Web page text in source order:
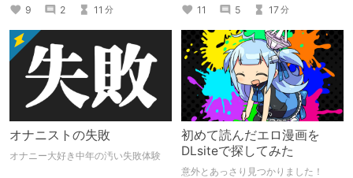
9
2 11 分
11
5 17分
オナニストの失敗
オナニー大好き中年の汚い失敗体験
初めて読んだエロ漫画を
DLsiteで探してみた
意外とあっさり見つかりました！